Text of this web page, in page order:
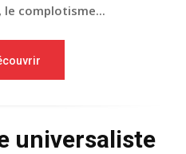
complotisme...
universaliste